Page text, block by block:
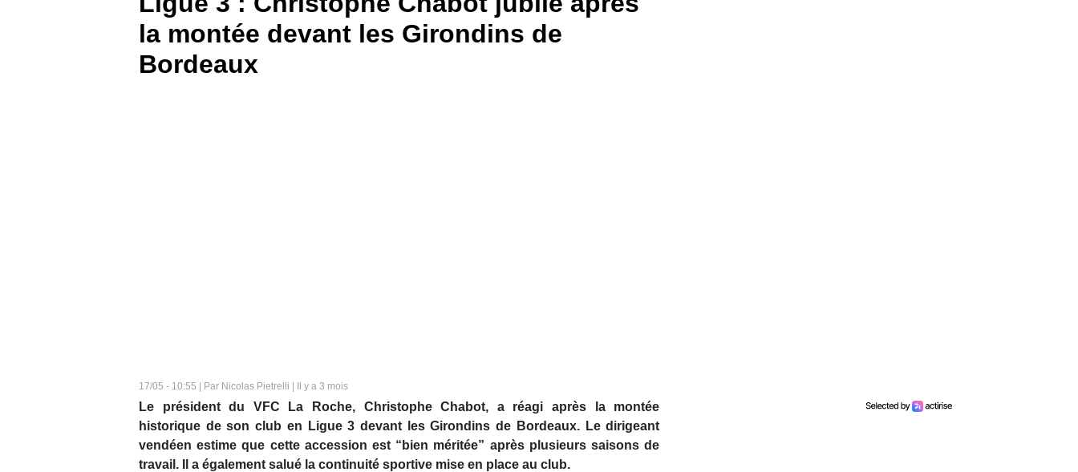
la montée devant les Girondins de
Bordeaux
17/05 - 10:55 | Par Nicolas Pietrelli | Il y a 3 mois
Le président du VFC La Roche, Christophe Chabot, a réagi après la montée
historique de son club en Ligue 3 devant les Girondins de Bordeaux. Le dirigeant
vendéen estime que cette accession est “bien méritée” après plusieurs saisons de
travail. Il a également salué la continuité sportive mise en place au club.